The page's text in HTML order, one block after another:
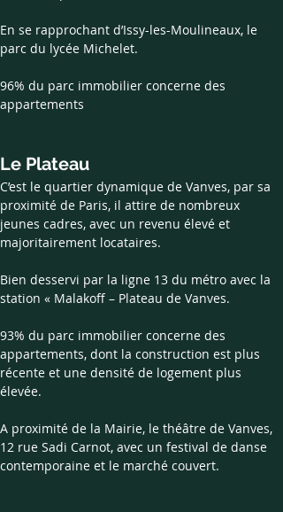
En se rapprochant d’Issy-les-Moulineaux, le
parc du lycée Michelet.
96% du parc immobilier concerne des
appartements
Le Plateau
C’est le quartier dynamique de Vanves, par sa
proximité de Paris, il attire de nombreux
jeunes cadres, avec un revenu élevé et
majoritairement locataires.
Bien desservi par la ligne 13 du métro avec la
station « Malakoff – Plateau de Vanves.
93% du parc immobilier concerne des
appartements, dont la construction est plus
récente et une densité de logement plus
élevée.
A proximité de la Mairie, le théâtre de Vanves,
12 rue Sadi Carnot, avec un festival de danse
contemporaine et le marché couvert.